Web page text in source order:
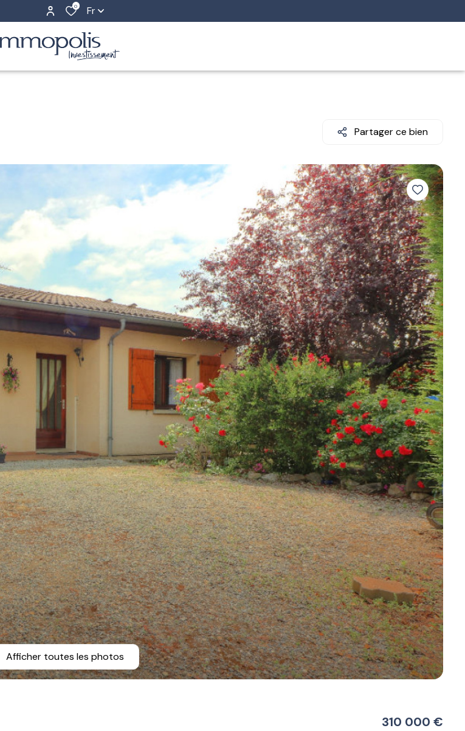
0 Fr
Partager ce bien
Afficher toutes les photos
310 000 €